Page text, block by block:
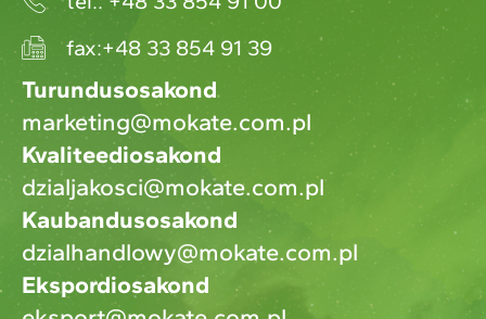
fax:+48 33 854 91 39
Turundusosakond
marketing@mokate.com.pl
Kvaliteediosakond
dzialjakosci@mokate.com.pl
Kaubandusosakond
dzialhandlowy@mokate.com.pl
Ekspordiosakond